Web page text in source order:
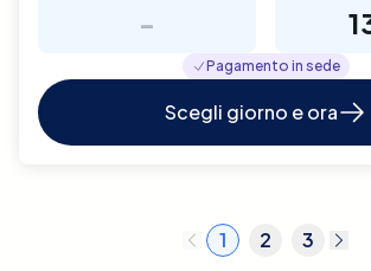
-
Pagamento in sede
Scegli giorno e ora
1 2 3